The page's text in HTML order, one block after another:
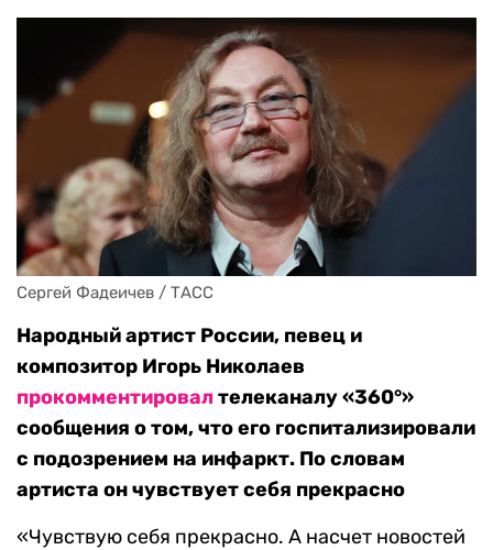
Сергей Фадеичев / ТАСС
Народный артист России, певец и
композитор Игорь Николаев
прокомментировалтелеканалу «360°»
сообщения о том, что его госпитализировали
с подозрением на инфаркт. По словам
артиста он чувствует себя прекрасно
«Чувствую себя прекрасно. А насчет новостей